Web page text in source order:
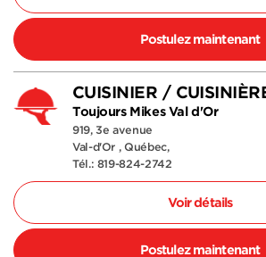
Postulez maintenant
CUISINIER /
Toujours Mikes Val d'Or
919, 3e avenue
Val-d'Or , Québec,
Tél.: 819-824-2742
Voir détails
Postulez maintenant